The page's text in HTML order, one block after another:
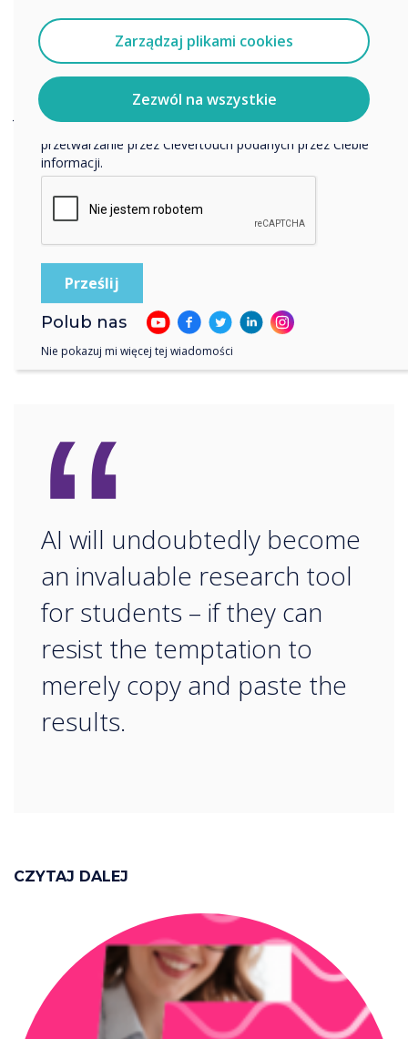
zarządzanie interaktywnymi wyświetlaczami, w
tym aktualizację oprogramowania układowego,
instalowanie aplikacji i tworzenie treści.
Jeśli szukasz interaktywnego wyświetlacza,
użyciu, Clevertouch jest świetną opcją.
Tak właśnie było, ale postanowiłem być
sprytny... Przeczytaj więcej na blogu w
przyszłym tygodniu lub odkryj
CZYTAJ DALEJ
“
AI will undoubtedly become
an invaluable research tool
for students – if they can
resist the temptation to
merely copy and paste the
results.
Zarządzaj plikami cookies
Zezwól na wszystkie
Clevertouch.
Aby uzyskać informacje o tym, jak gromadzimy i
wykorzystujemy Twoje dane osobowe, odwiedź naszą
politykę prywatności.
Klikając Wyślij, wyrażasz zgodę na przechowywanie i
przetwarzanie przez Clevertouch podanych przez Ciebie
informacji.
Polub nas
Nie pokazuj mi więcej tej wiadomości